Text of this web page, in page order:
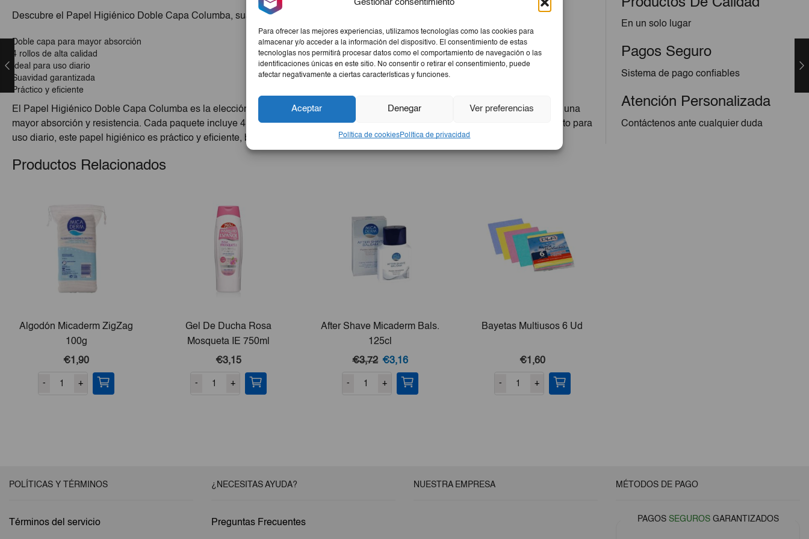
Gestionar consentimiento
Para ofrecer las mejores experiencias, utilizamos tecnologías como las cookies para
almacenar y/o acceder a la información del dispositivo. El consentimiento de estas
tecnologías nos permitirá procesar datos como el comportamiento de navegación o las
identificaciones únicas en este sitio. No consentir o retirar el consentimiento, puede
afectar negativamente a ciertas características y funciones.
Aceptar Denegar Ver preferencias
Política de cookiesPolítica de privacidad
Descubre el Papel Higiénico Doble Capa Columba, suave y resistente para tu comodidad.
Doble capa para mayor absorción
4 rollos de alta calidad
Ideal para uso diario
Suavidad garantizada
Práctico y eficiente
El Papel Higiénico Doble Capa Columba es la elección perfecta para mantener la higiene en tu hogar. Con su doble capa, ofrece una
mayor absorción y resistencia. Cada paquete incluye 4 rollos de alta calidad, asegurando durabilidad y suavidad en cada uso. Apto para
uso diario, este papel higiénico es práctico y eficiente, brindando confort a toda la familia.
Productos Relacionados
Algodón Micaderm ZigZag
100g
€1,90
- +
Gel De Ducha Rosa
Mosqueta IE 750ml
€3,15
- +
After Shave Micaderm Bals.
125cl
€3,72 El
precio
original
€3,16El
precio
actual
- +
Bayetas Multiusos 6 Ud
€1,60
- +
En un solo lugar
Pagos Seguro
Sistema de pago confiables
Atención Personalizada
Contáctenos ante cualquier duda
POLÍTICAS Y TÉRMINOS
Términos del servicio
¿NECESITAS AYUDA?
Preguntas Frecuentes
NUESTRA EMPRESA MÉTODOS DE PAGO
PAGOS SEGUROSGARANTIZADOS